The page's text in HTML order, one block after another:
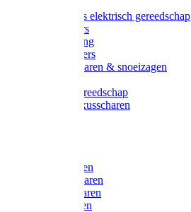
Accessoires elektrisch gereedschap
Grasmaaiers
Tuinreiniging
Robotmaaiers
Heggenscharen & snoeizagen
Klussen gereedschap
Gras & buxusscharen
Snoeischaren
Heggenscharen
Takkenscharen
Snoeimessen